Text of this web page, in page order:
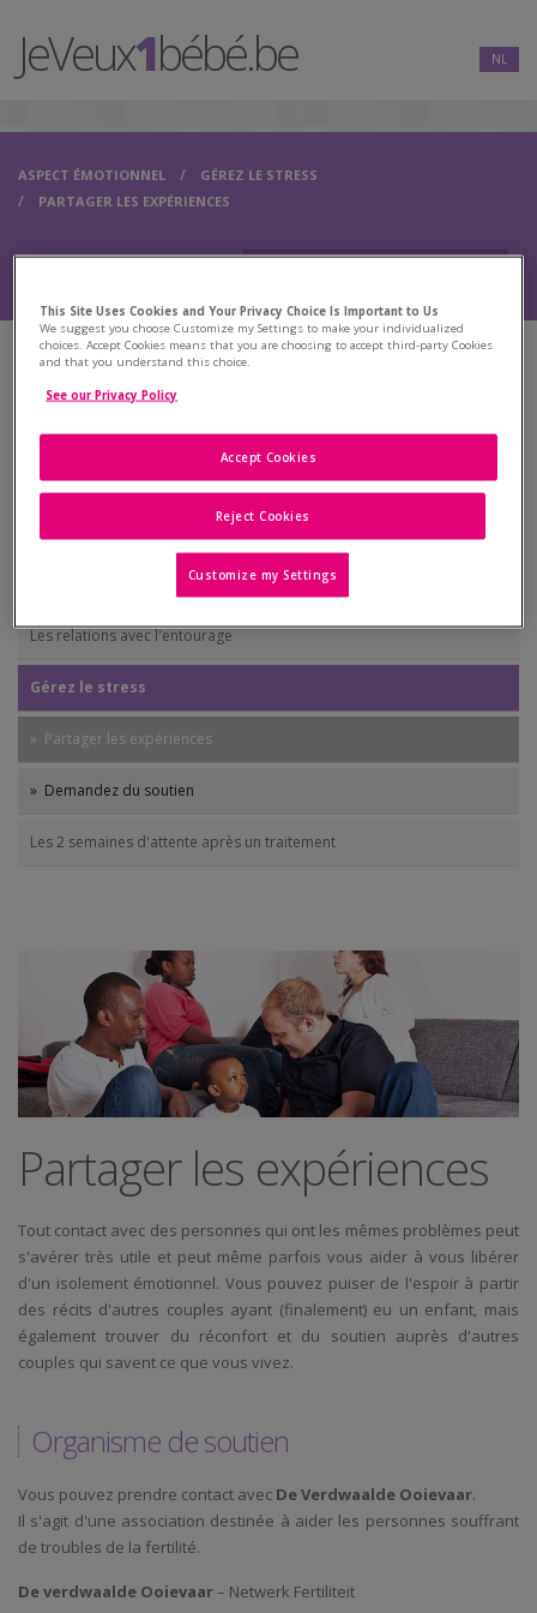
JeVeux1bébé.be NL
ASPECT ÉMOTIONNEL
GÉREZ LE STRESS
PARTAGER LES EXPÉRIENCES
Se préparer au traitement
L'impact du traitement sur la sexualité
La communication au sein du couple
Comment soutenir votre partenaire ?
Les relations avec l'entourage
Gérez le stress
» Partager les expériences
» Demandez du soutien
Les 2 semaines d'attente après un traitement
Partager les expériences
Tout contact avec des personnes qui ont les mêmes problèmes peut
s'avérer très utile et peut même parfois vous aider à vous libérer
d'un isolement émotionnel. Vous pouvez puiser de l'espoir à partir
des récits d'autres couples ayant (finalement) eu un enfant, mais
également trouver du réconfort et du soutien auprès d'autres
couples qui savent ce que vous vivez.
Organisme de soutien
Vous pouvez prendre contact avec De Verdwaalde Ooievaar.
Il s'agit d'une association destinée à aider les personnes souffrant
de troubles de la fertilité.
De verdwaalde Ooievaar– Netwerk Fertiliteit
This Site Uses Cookies and Your Privacy Choice Is Important to Us
We suggest you choose Customize my Settings to make your individualized
choices. Accept Cookies means that you are choosing to accept third-party Cookies
and that you understand this choice.
See our Privacy Policy
Reject Cookies
Accept Cookies
Customize my Settings